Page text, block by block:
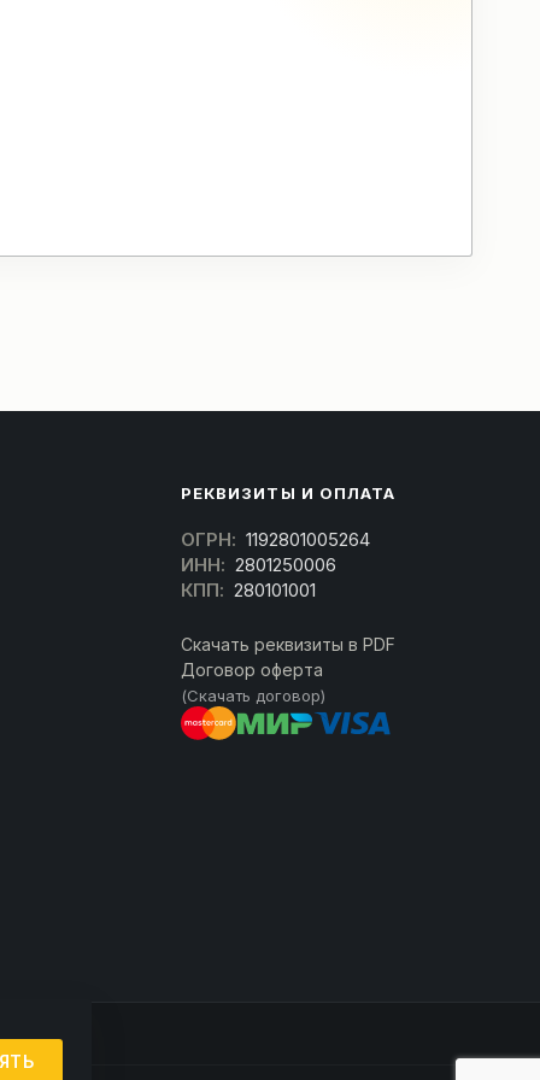
РЕКВИЗИТЫ И ОПЛАТА
ОГРН: 1192801005264
ИНН: 2801250006
КПП: 280101001
Скачать реквизиты в PDF
Договор оферта
(Скачать договор)